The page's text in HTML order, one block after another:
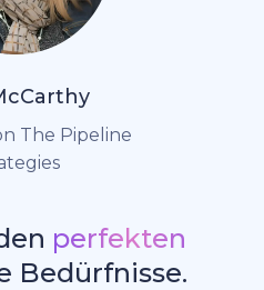
The Pipeline
perfekten
Bedürfnisse.